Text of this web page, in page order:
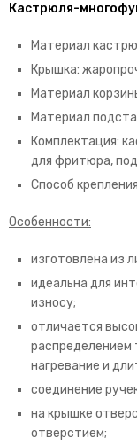
Кастрюля-
Материал
Крышка:
Материал
Материал
Комплектация:
для фритюра,
Способ
Особенности:
изготовлена из
идеальна для
износу;
отличается
распределением
нагревание и
соединение
на крышке
отверстием;